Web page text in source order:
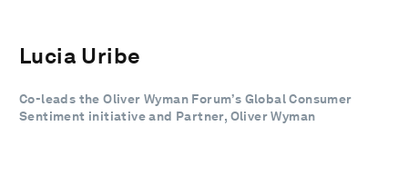
Lucia Uribe
Co-leads the Oliver Wyman Forum’s Global Consumer
Sentiment initiative and Partner, Oliver Wyman